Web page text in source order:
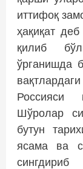
иттифоқ
ҳақиқат
қилиб
ўрганишда
Россияси
Шўролар
бутун
ясама ва